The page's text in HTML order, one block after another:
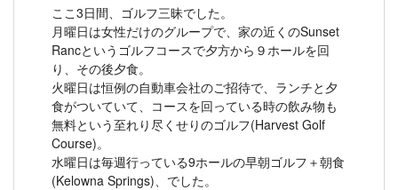
ここ3日間、ゴルフ三昧でした。
月曜日は女性だけのグループで、家の近くのSunset
Rancというゴルフコースで夕方から９ホールを回
り、その後夕食。
火曜日は恒例の自動車会社のご招待で、ランチと夕
食がついていて、コースを回っている時の飲み物も
無料という至れり尽くせりのゴルフ(Harvest Golf
Course)。
水曜日は毎週行っている9ホールの早朝ゴルフ＋朝食
(Kelowna Springs)、でした。